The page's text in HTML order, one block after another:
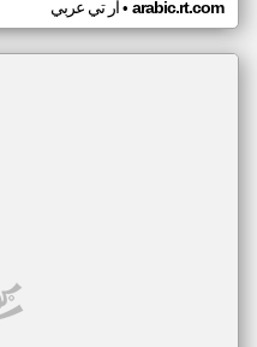
ار تي عربي• arabic.rt.com